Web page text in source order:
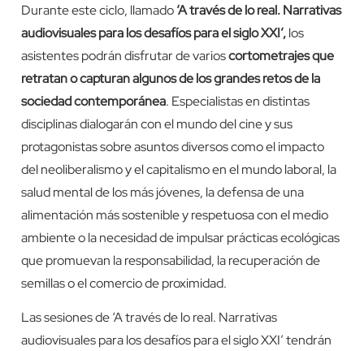
Durante este ciclo, llamado‘A través de lo real. Narrativas
audiovisuales para los desafíos para el siglo XXI’,los
asistentes podrán disfrutar de varioscortometrajes que
retratan o capturan algunos de los grandes retos de la
sociedad contemporánea. Especialistas en distintas
disciplinas dialogarán con el mundo del cine y sus
protagonistas sobre asuntos diversos como el impacto
del neoliberalismo y el capitalismo en el mundo laboral, la
salud mental de los más jóvenes, la defensa de una
alimentación más sostenible y respetuosa con el medio
ambiente o la necesidad de impulsar prácticas ecológicas
que promuevan la responsabilidad, la recuperación de
semillas o el comercio de proximidad.
Las sesiones de ‘A través de lo real. Narrativas
audiovisuales para los desafíos para el siglo XXI’ tendrán